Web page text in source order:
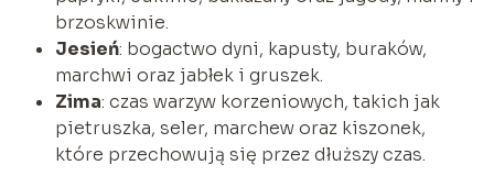
brzoskwinie.
Jesień: bogactwo dyni, kapusty, buraków,
marchwi oraz jabłek i gruszek.
Zima: czas warzyw korzeniowych, takich jak
pietruszka, seler, marchew oraz kiszonek,
które przechowują się przez dłuższy czas.